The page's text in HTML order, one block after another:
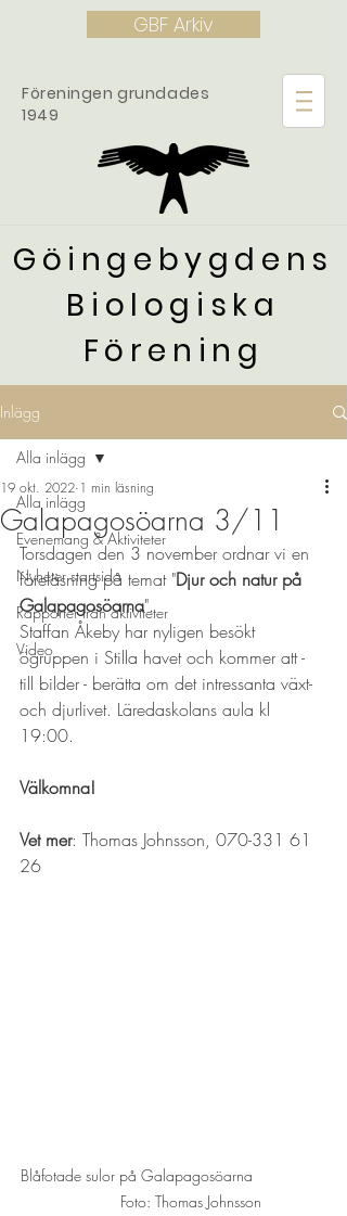
GBF Arkiv
Föreningen grundades
1949
Göingebygdens
Biologiska
Förening
Inlägg
Alla inlägg
Evenemang & Aktiviteter
Nyheter startsida
Rapporter från aktiviteter
Video
Alla inlägg
Galapagosöarna 3/11
19 okt. 2022 1 min läsning
Torsdagen den 3 november ordnar vi en
föreläsning på temat "Djur och natur på
Galapagosöarna".
Staffan Åkeby har nyligen besökt
ögruppen i Stilla havet och kommer att -
till bilder - berätta om det intressanta växt-
och djurlivet. Läredaskolans aula kl
19:00.
Välkomna!
Vet mer: Thomas Johnsson, 070-331 61
26
Blåfotade sulor på Galapagosöarna
        Foto: Thomas Johnsson